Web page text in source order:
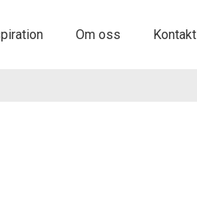
Om oss Kontakt